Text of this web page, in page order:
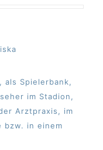
als Spielerbank,
im Stadion,
Arztpraxis, im
bzw. in einem